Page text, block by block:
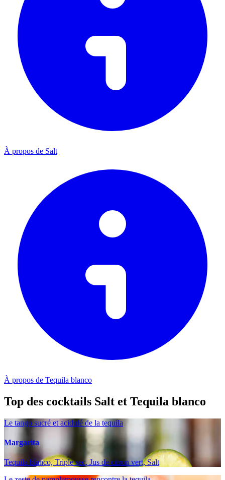
À propos de Salt
À propos de Tequila blanco
Top des cocktails Salt et Tequila blanco
Le tango sucré et acidulé de la tequila
Margarita
Tequila blanco, Triple sec, Jus de citron vert, Salt